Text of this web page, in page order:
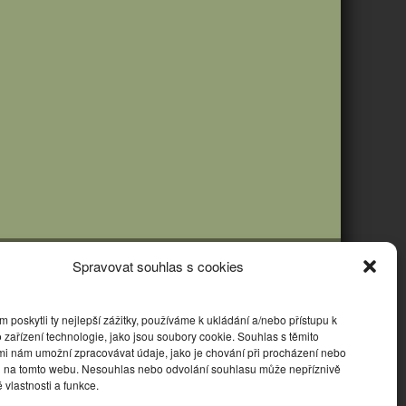
Spravovat souhlas s cookies
poskytli ty nejlepší zážitky, používáme k ukládání a/nebo přístupu k
zařízení technologie, jako jsou soubory cookie. Souhlas s těmito
nám umožní zpracovávat údaje, jako je chování při procházení nebo
tomto webu. Nesouhlas nebo odvolání souhlasu může nepříznivě
vlastnosti a funkce.